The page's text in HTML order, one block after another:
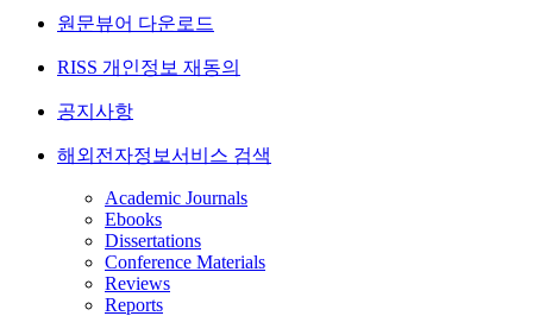
원문뷰어 다운로드
RISS 개인정보 재동의
공지사항
해외전자정보서비스 검색
Academic Journals
Ebooks
Dissertations
Conference Materials
Reviews
Reports